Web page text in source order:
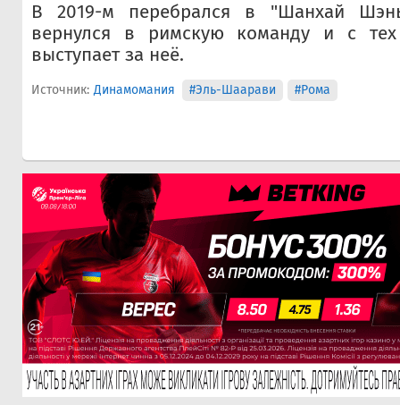
В 2019-м перебрался в "Шанхай
вернулся в римскую команду и с
выступает за неё.
Источник: Динамомания #Эль-Шаарави #Рома